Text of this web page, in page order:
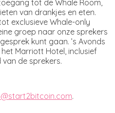
tot de Whale Room,
van drankjes en eten.
exclusieve Whale-only
groep naar onze sprekers
kunt gaan. ’s Avonds
Marriott Hotel, inclusief
de sprekers.
.